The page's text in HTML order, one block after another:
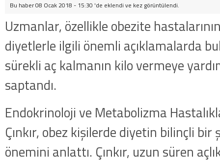
Bu haber 08 Ocak 2018 - 15:30 'de eklendi ve kez görüntülendi.
Uzmanlar, özellikle obezite
diyetlerle ilgili önemli açıklamalarda
sürekli aç kalmanın kilo vermeye
saptandı.
Endokrinoloji ve Metabolizma
Çınkır, obez kişilerde diyetin bilinçli bir
önemini anlattı. Çınkır, uzun süren